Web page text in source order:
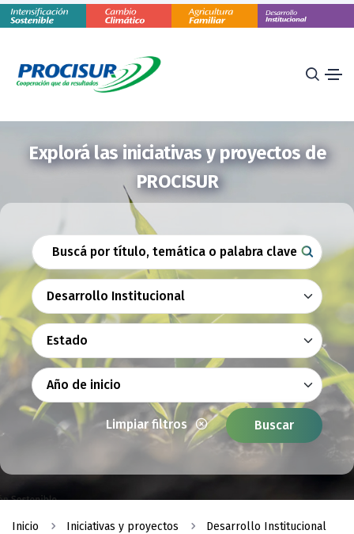
Explorá las iniciativas y proyectos de
PROCISUR
Limpiar filtros Buscar
Inicio Iniciativas y proyectos Desarrollo Institucional